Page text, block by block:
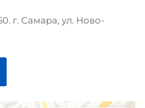
г. Самара, ул. Ново-